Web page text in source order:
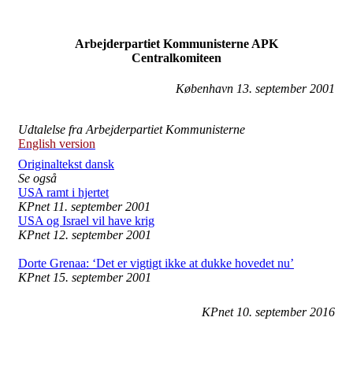
Arbejderpartiet Kommunisterne APK
Centralkomiteen
København 13. september 2001
Udtalelse fra Arbejderpartiet Kommunisterne
English version
Originaltekst dansk
Se også
USA ramt i hjertet
KPnet11. september 2001
USA og Israel vil have krig
KPnet12. september 2001
Dorte Grenaa: ‘Det er vigtigt ikke at dukke hovedet nu’
KPnet15. september 2001
KPnet10. september 2016